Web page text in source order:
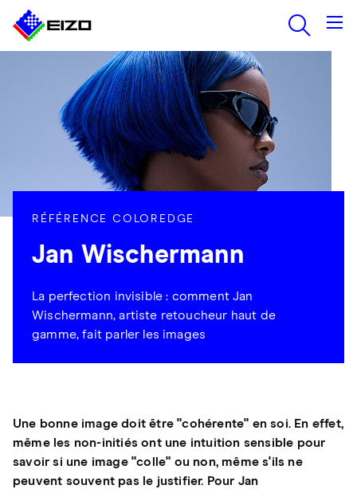
RÉFÉRENCE COLOREDGE
Jan Wischermann
La perfection invisible : comment Jan
Wischermann, artiste retoucheur haut de
gamme, fait parler les images
Une bonne image doit être "cohérente" en soi. En effet,
même les non-initiés ont une intuition sensible pour
savoir si une image "colle" ou non, même s'ils ne
peuvent souvent pas le justifier. Pour Jan